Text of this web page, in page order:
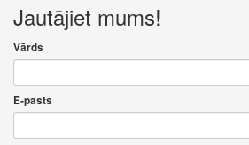
Jautājiet mums!
Vārds
E-pasts